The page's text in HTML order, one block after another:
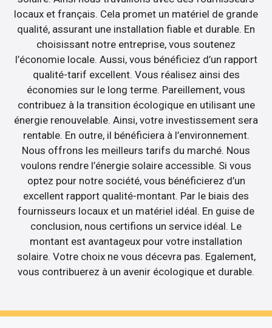
locaux et français. Cela promet un matériel de grande
qualité, assurant une installation fiable et durable. En
choisissant notre entreprise, vous soutenez
l’économie locale. Aussi, vous bénéficiez d’un rapport
qualité-tarif excellent. Vous réalisez ainsi des
économies sur le long terme. Pareillement, vous
contribuez à la transition écologique en utilisant une
énergie renouvelable. Ainsi, votre investissement sera
rentable. En outre, il bénéficiera à l’environnement.
Nous offrons les meilleurs tarifs du marché. Nous
voulons rendre l’énergie solaire accessible. Si vous
optez pour notre société, vous bénéficierez d’un
excellent rapport qualité-montant. Par le biais des
fournisseurs locaux et un matériel idéal. En guise de
conclusion, nous certifions un service idéal. Le
montant est avantageux pour votre installation
solaire. Votre choix ne vous décevra pas. Egalement,
vous contribuerez à un avenir écologique et durable.